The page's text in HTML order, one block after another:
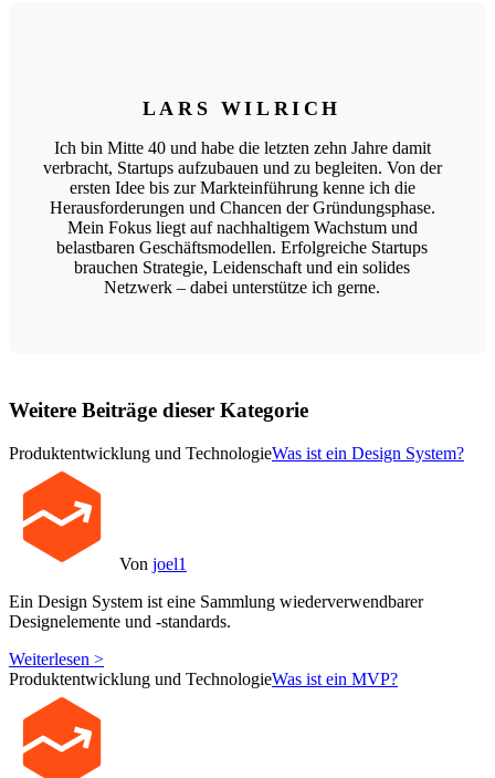
LARS WILRICH
Ich bin Mitte 40 und habe die letzten zehn Jahre damit
verbracht, Startups aufzubauen und zu begleiten. Von der
ersten Idee bis zur Markteinführung kenne ich die
Herausforderungen und Chancen der Gründungsphase.
Mein Fokus liegt auf nachhaltigem Wachstum und
belastbaren Geschäftsmodellen. Erfolgreiche Startups
brauchen Strategie, Leidenschaft und ein solides
Netzwerk – dabei unterstütze ich gerne.
Weitere Beiträge dieser Kategorie
Produktentwicklung und TechnologieWas ist ein Design System?
Von joel1
Ein Design System ist eine Sammlung wiederverwendbarer
Designelemente und -standards.
Weiterlesen >
Produktentwicklung und TechnologieWas ist ein MVP?